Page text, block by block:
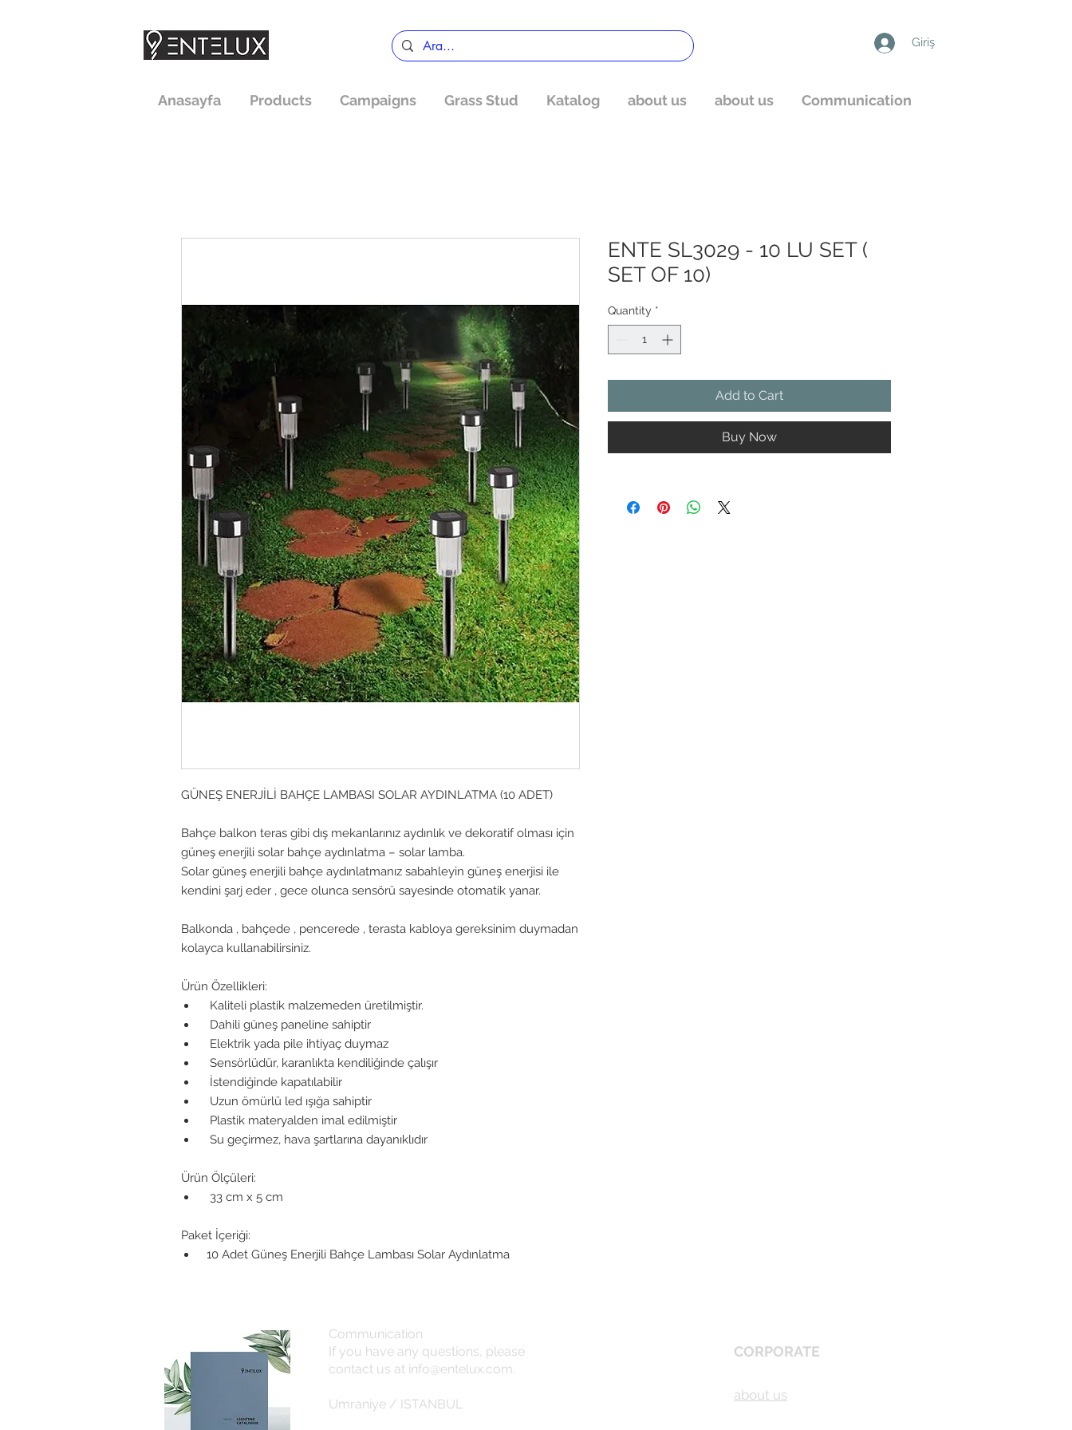
Giriş
Anasayfa Products Campaigns Grass Stud Katalog about us about us Communication
GÜNEŞ ENERJİLİ BAHÇE LAMBASI SOLAR AYDINLATMA (10 ADET)
Bahçe balkon teras gibi dış mekanlarınız aydınlık ve dekoratif olması için
güneş enerjili solar bahçe aydınlatma – solar lamba.
Solar güneş enerjili bahçe aydınlatmanız sabahleyin güneş enerjisi ile
kendini şarj eder , gece olunca sensörü sayesinde otomatik yanar.
Balkonda , bahçede , pencerede , terasta kabloya gereksinim duymadan
kolayca kullanabilirsiniz.
Ürün Özellikleri:
Kaliteli plastik malzemeden üretilmiştir.
Dahili güneş paneline sahiptir
Elektrik yada pile ihtiyaç duymaz
Sensörlüdür, karanlıkta kendiliğinde çalışır
İstendiğinde kapatılabilir
Uzun ömürlü led ışığa sahiptir
Plastik materyalden imal edilmiştir
Su geçirmez, hava şartlarına dayanıklıdır
Ürün Ölçüleri:
33 cm x 5 cm
Paket İçeriği:
10 Adet Güneş Enerjili Bahçe Lambası Solar Aydınlatma
ENTE SL3029 - 10 LU SET (
SET OF 10)
Quantity *
Add to Cart
Buy Now
Communication
If you have any questions, please
contact us at info@entelux.com.
Umraniye / ISTANBUL
CORPORATE
about us